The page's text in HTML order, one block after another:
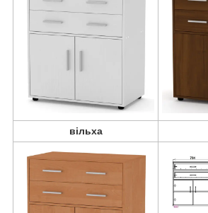
вільха